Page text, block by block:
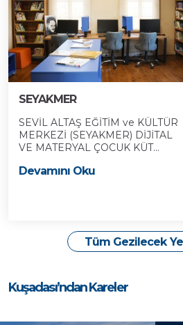
SEYAKMER
SEVİL ALTAŞ EĞİTİM ve KÜLTÜR
MERKEZİ (SEYAKMER) DİJİTAL
VE MATERYAL ÇOCUK KÜT...
Devamını Oku
Tüm Gezilecek
Kuşadası’ndan Kareler